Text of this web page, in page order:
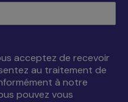
acceptez de recevoir
au traitement de
à notre
pouvez vous